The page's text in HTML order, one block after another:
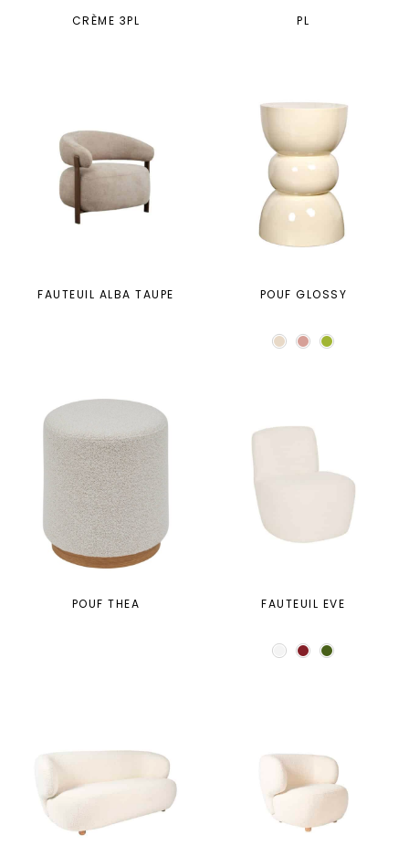
CRÈME 3PL
PL
FAUTEUIL ALBA TAUPE POUF GLOSSY
POUF THEA FAUTEUIL EVE